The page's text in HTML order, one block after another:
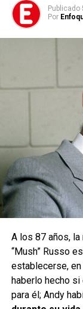
Publicado
Por
A los 87 años,
“Mush” Russo
establecerse, en
haberlo hecho si
para él; Andy